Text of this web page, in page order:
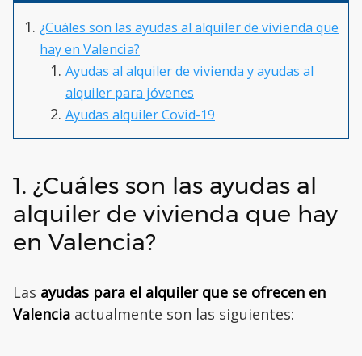
¿Cuáles son las ayudas al alquiler de vivienda que
hay en Valencia?
Ayudas al alquiler de vivienda y ayudas al
alquiler para jóvenes
Ayudas alquiler Covid-19
1. ¿Cuáles son las ayudas al
alquiler de vivienda que hay
en Valencia?
Las ayudas para el alquiler que se ofrecen en
Valencia actualmente son las siguientes: